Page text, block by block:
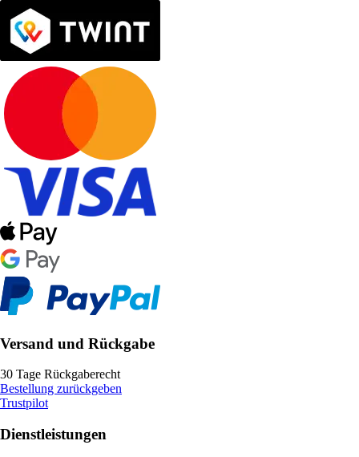
Versand und Rückgabe
30 Tage Rückgaberecht
Bestellung zurückgeben
Trustpilot
Dienstleistungen